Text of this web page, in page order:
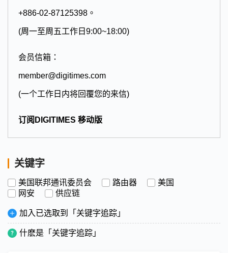
+886-02-87125398。
(周一至周五工作日9:00~18:00)
会员信箱：
member@digitimes.com
(一个工作日内将回覆您的来信)
订阅DIGITIMES 移动版
关键字
美国联邦通讯委员会 路由器
美国
网安
供应链
加入已选取到「关键字追踪」
什麽是「关键字追踪」